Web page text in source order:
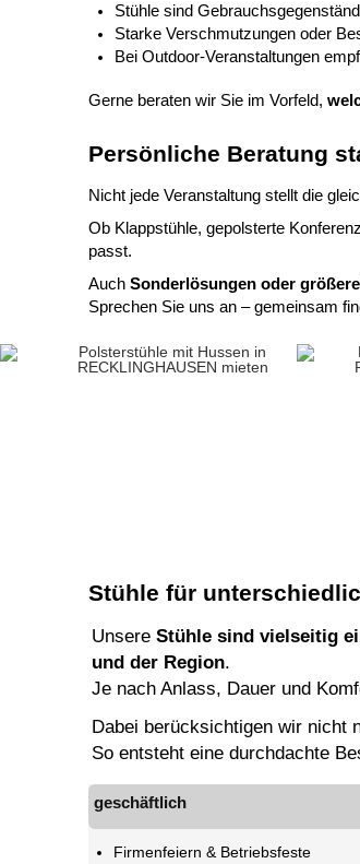
Stühle sind
Starke Verschmutzungen oder
Bei Outdoor-Veranstaltungen
Gerne beraten wir Sie im Vorfeld,
Persönliche Beratung
Nicht jede Veranstaltung stellt die
Ob Klappstühle, gepolsterte
passt.
Auch Sonderlösungen oder
Sprechen Sie uns an – gemeinsam
Stühle für
Unsere Stühle sind vielseitig
und der Region.
Je nach Anlass, Dauer und
Dabei berücksichtigen wir nicht
So entsteht eine durchdachte
geschäftlich
Firmenfeiern & Betriebsfeste